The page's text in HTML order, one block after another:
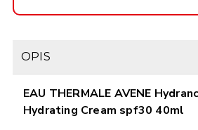
OPIS
EAU THERMALE AVENE
Hydrating Cream spf30 40ml